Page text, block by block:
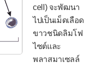
cell) จะพัฒนา
ไปเป็นเม็ดเลือด
ขาวชนิดลิมโฟ
ไซต์และ
พลาสมาเซลล์